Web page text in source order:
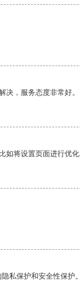
决，服务态度非常好。
如将设置页面进行优
私保护和安全性保护